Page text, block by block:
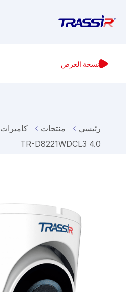
نسخة العرض
رئيسي منتجات كاميرات
TR-D8221WDCL3 4.0